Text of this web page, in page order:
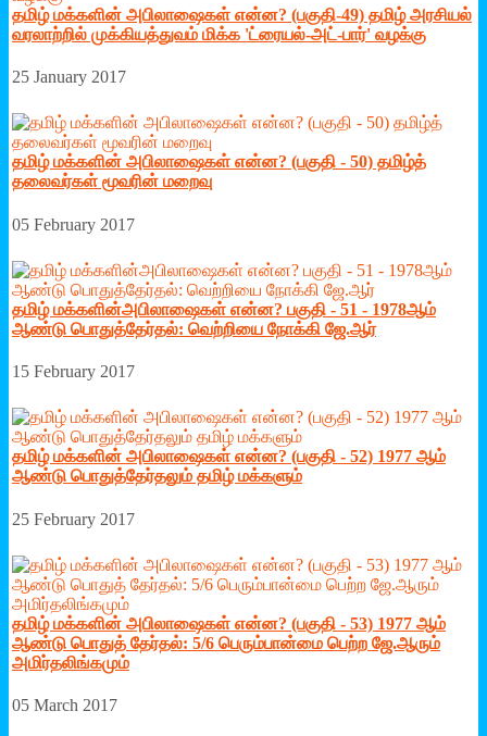
தமிழ் மக்களின் அபிலாஷைகள் என்ன? (பகுதி-49) தமிழ் அரசியல்
வரலாற்றில் முக்கியத்துவம் மிக்க 'ட்ரையல்-அட்-பார்' வழக்கு
25 January 2017
தமிழ் மக்களின் அபிலாஷைகள் என்ன? (பகுதி - 50) தமிழ்த்
தலைவர்கள் மூவரின் மறைவு
05 February 2017
தமிழ் மக்களின்அபிலாஷைகள் என்ன? பகுதி - 51 - 1978ஆம்
ஆண்டு பொதுத்தேர்தல்: வெற்றியை நோக்கி ஜே.ஆர்
15 February 2017
தமிழ் மக்களின் அபிலாஷைகள் என்ன? (பகுதி - 52) 1977 ஆம்
ஆண்டு பொதுத்தேர்தலும் தமிழ் மக்களும்
25 February 2017
தமிழ் மக்களின் அபிலாஷைகள் என்ன? (பகுதி - 53) 1977 ஆம்
ஆண்டு பொதுத் தேர்தல்: 5/6 பெரும்பான்மை பெற்ற ஜே.ஆரும்
அமிர்தலிங்கமும்
05 March 2017